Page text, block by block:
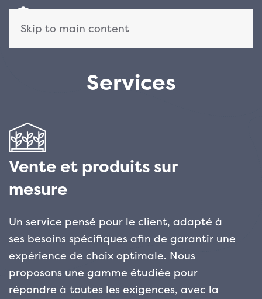
Skip to main content
Services
Vente et produits sur
mesure
Un service pensé pour le client, adapté à
ses besoins spécifiques afin de garantir une
expérience de choix optimale. Nous
proposons une gamme étudiée pour
répondre à toutes les exigences, avec la